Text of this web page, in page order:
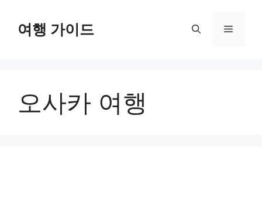
여행 가이드 메
오사카 여행